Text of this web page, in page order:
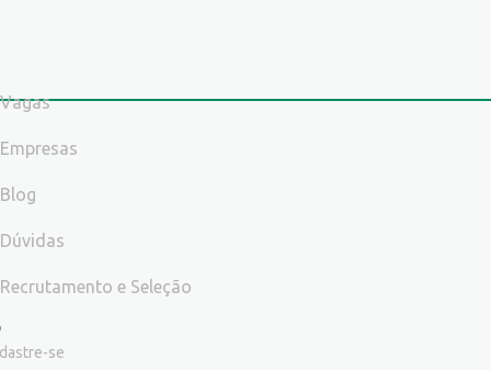
Vagas
Empresas
Blog
Dúvidas
Recrutamento e Seleção
se